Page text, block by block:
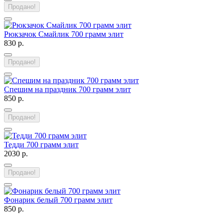
Продано!
Рюкзачок Смайлик 700 грамм элит
830 р.
Продано!
Спешим на праздник 700 грамм элит
850 р.
Продано!
Тедди 700 грамм элит
2030 р.
Продано!
Фонарик белый 700 грамм элит
850 р.